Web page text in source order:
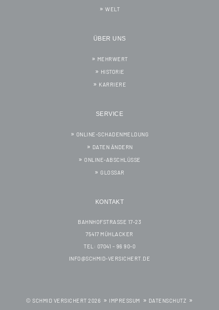
WELT
ÜBER UNS
MEHRWERT
HISTORIE
KARRIERE
SERVICE
ONLINE-SCHADENMELDUNG
DATEN ÄNDERN
ONLINE-ABSCHLÜSSE
GLOSSAR
KONTAKT
BAHNHOFSTRASSE 17-23
75417 MÜHLACKER
TEL: 07041 – 96 90-0
INFO@SCHMID-VERSICHERT.DE
© SCHMID VERSICHERT 2026 IMPRESSUM
DATENSCHUTZ